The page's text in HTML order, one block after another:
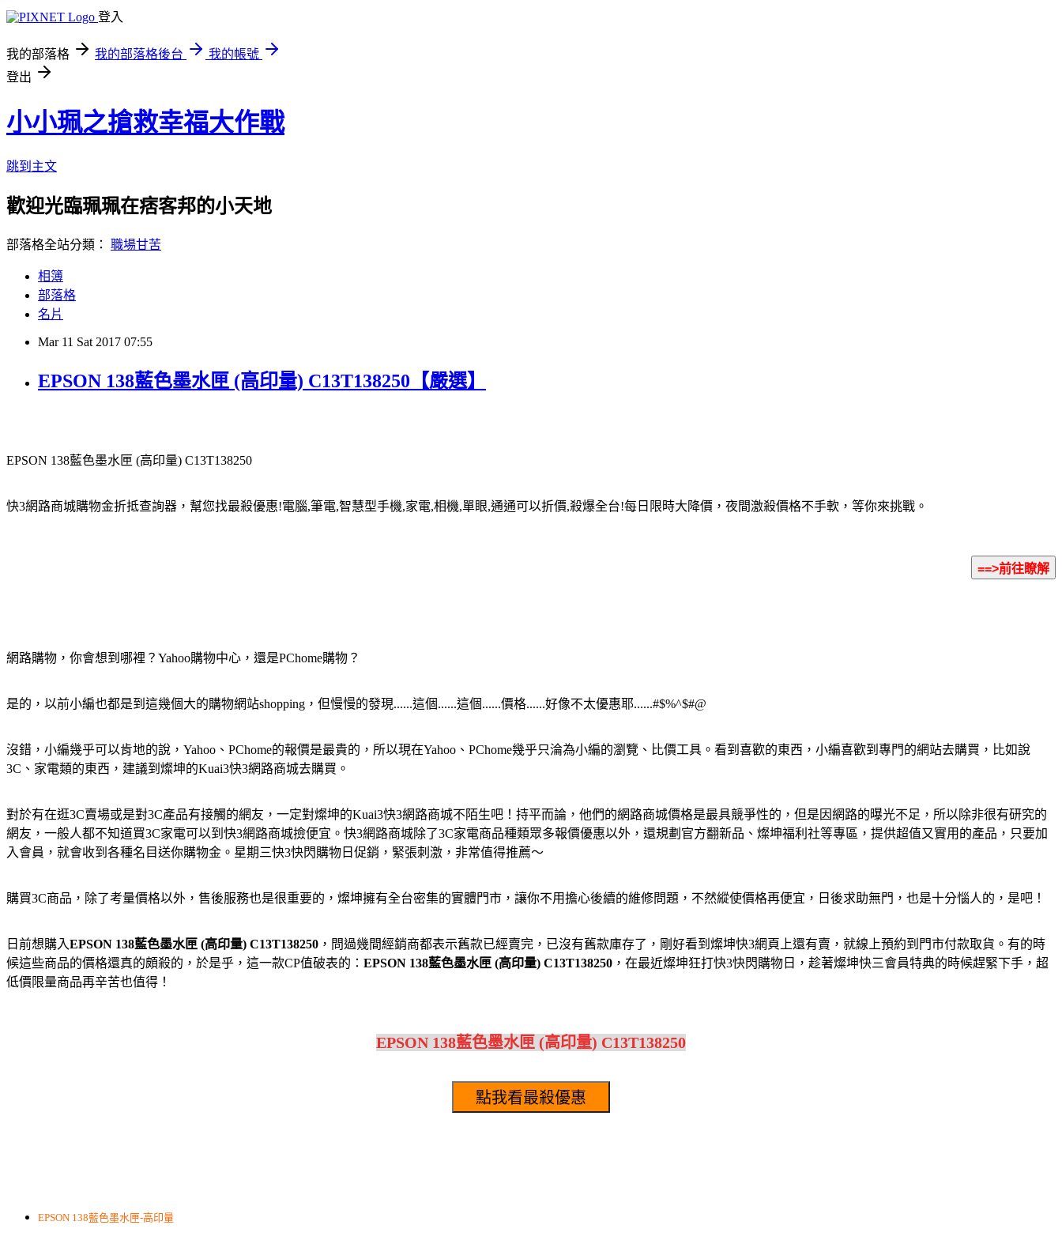
登入
我的部落格 我的部落格後台
我的帳號
登出
小小珮之搶救幸福大作戰
跳到主文
歡迎光臨珮珮在痞客邦的小天地
部落格全站分類： 職場甘苦
相簿
部落格
名片
Mar 11 Sat 2017 07:55
EPSON 138藍色墨水匣 (高印量) C13T138250【嚴選】
EPSON 138藍色墨水匣 (高印量) C13T138250
快3網路商城購物金折抵查詢器，幫您找最殺優惠!電腦,筆電,智慧型手機,家電,相機,單眼,通通可以折價,殺爆全台!每日限時大降價，夜間激殺價格不手軟，等你來挑戰。
網路購物，你會想到哪裡？Yahoo購物中心，還是PChome購物？
是的，以前小編也都是到這幾個大的購物網站shopping，但慢慢的發現......這個......這個......價格......好像不太優惠耶......#$%^$#@
沒錯，小編幾乎可以肯地的說，Yahoo、PChome的報價是最貴的，所以現在Yahoo、PChome幾乎只淪為小編的瀏覽、比價工具。看到喜歡的東西，小編喜歡到專門的網站去購買，比如說
3C、家電類的東西，建議到燦坤的Kuai3快3網路商城去購買。
對於有在逛3C賣場或是對3C產品有接觸的網友，一定對燦坤的Kuai3快3網路商城不陌生吧！持平而論，他們的網路商城價格是最具競爭性的，但是因網路的曝光不足，所以除非很有研究的
網友，一般人都不知道買3C家電可以到快3網路商城撿便宜。快3網路商城除了3C家電商品種類眾多報價優惠以外，還規劃官方翻新品、燦坤福利社等專區，提供超值又實用的產品，只要加
入會員，就會收到各種名目送你購物金。星期三快3快閃購物日促銷，緊張刺激，非常值得推薦～
購買3C商品，除了考量價格以外，售後服務也是很重要的，燦坤擁有全台密集的實體門市，讓你不用擔心後續的維修問題，不然縱使價格再便宜，日後求助無門，也是十分惱人的，是吧！
日前想購入EPSON 138藍色墨水匣 (高印量) C13T138250 ，問過幾間經銷商都表示舊款已經賣完，已沒有舊款庫存了，剛好看到燦坤快3網頁上還有賣，就線上預約到門市付款取貨。有的時
候這些商品的價格還真的頗殺的，於是乎，這一款CP值破表的： EPSON 138藍色墨水匣 (高印量) C13T138250 ，在最近燦坤狂打快3快閃購物日，趁著燦坤快三會員特典的時候趕緊下手，超
低價限量商品再辛苦也值得！
EPSON 138藍色墨水匣 (高印量) C13T138250
EPSON 138藍色墨水匣-高印量